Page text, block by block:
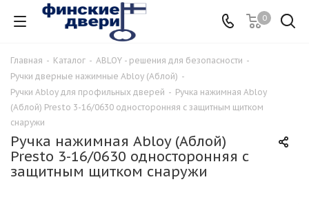
0
Главная - Каталог - ABLOY - решения для безопасности -
Ручки дверные нажимные Abloy (Аблой) -
Ручки Abloy для профильных дверей - Ручка нажимная Abloy
(Аблой) Presto 3-16/0630 односторонняя с защитным щитком
снаружи
Ручка нажимная Abloy (Аблой)
Presto 3-16/0630 односторонняя с
защитным щитком снаружи